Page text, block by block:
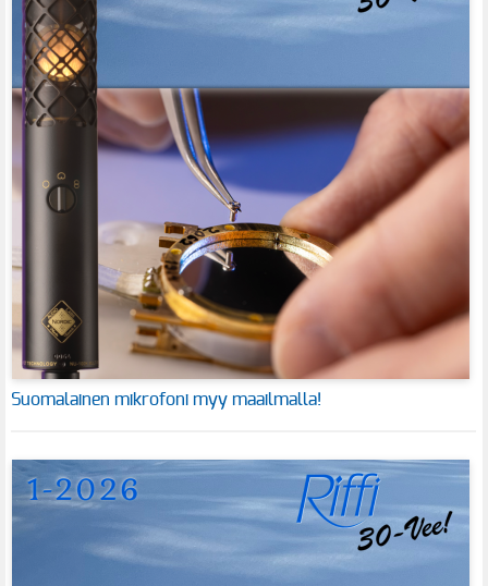
Suomalainen mikrofoni myy maailmalla!